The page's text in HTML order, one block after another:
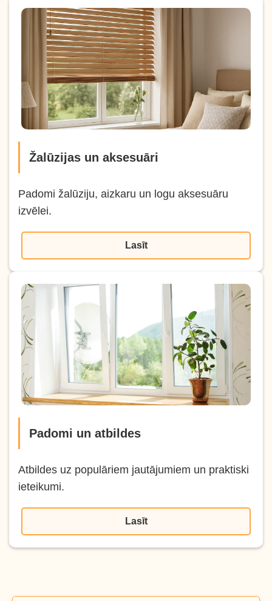
Žalūzijas un aksesuāri
Padomi žalūziju, aizkaru un logu aksesuāru
izvēlei.
Lasīt
Padomi un atbildes
Atbildes uz populāriem jautājumiem un praktiski
ieteikumi.
Lasīt